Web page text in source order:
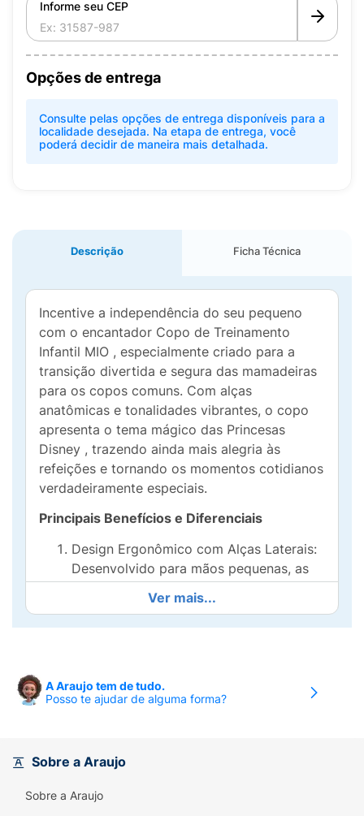
Informe seu CEP
Opções de entrega
Consulte pelas opções de entrega disponíveis para a
localidade desejada. Na etapa de entrega, você
poderá decidir de maneira mais detalhada.
Descrição Ficha Técnica
Incentive a independência do seu pequeno
com o encantador Copo de Treinamento
Infantil MIO , especialmente criado para a
transição divertida e segura das mamadeiras
para os copos comuns. Com alças
anatômicas e tonalidades vibrantes, o copo
apresenta o tema mágico das Princesas
Disney , trazendo ainda mais alegria às
refeições e tornando os momentos cotidianos
verdadeiramente especiais.
Principais Benefícios e Diferenciais
Design Ergonômico com Alças Laterais:
Desenvolvido para mãos pequenas, as
alças oferecem estabilidade e conforto,
permitindo que as crianças segurem o
copo sozinhas com facilidade.
com materiais livres de BPA e altamente
resistentes, garantindo robustez e
suficiente para proporcionar praticidade
no transporte, mas com espaço
Ver mais...
A Araujo tem de tudo.
Posso te ajudar de alguma forma?
Sobre a Araujo
Sobre a Araujo